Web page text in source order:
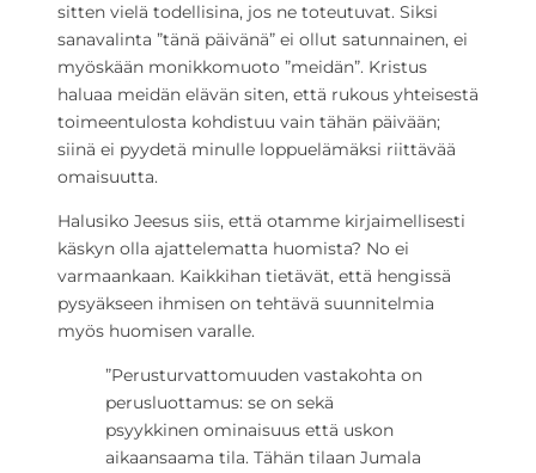
sitten vielä todellisina, jos ne toteutuvat. Siksi
sanavalinta ”tänä päivänä” ei ollut satunnainen, ei
myöskään monikkomuoto ”meidän”. Kristus
haluaa meidän elävän siten, että rukous yhteisestä
toimeentulosta kohdistuu vain tähän päivään;
siinä ei pyydetä minulle loppuelämäksi riittävää
omaisuutta.
Halusiko Jeesus siis, että otamme kirjaimellisesti
käskyn olla ajattelematta huomista? No ei
varmaankaan. Kaikkihan tietävät, että hengissä
pysyäkseen ihmisen on tehtävä suunnitelmia
myös huomisen varalle.
”Perusturvattomuuden vastakohta on
perusluottamus: se on sekä
psyykkinen ominaisuus että uskon
aikaansaama tila. Tähän tilaan Jumala